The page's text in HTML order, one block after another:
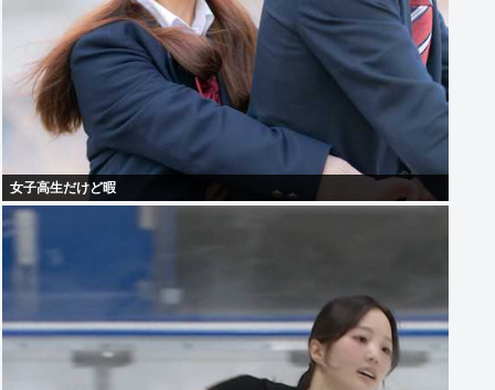
女子高生だけど暇